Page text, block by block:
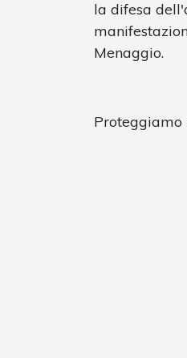
la difesa
Menaggio.
Proteggiamo